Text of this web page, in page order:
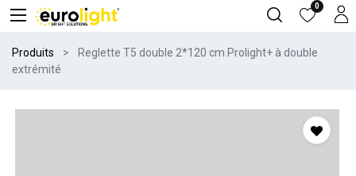
0
Produits
Reglette T5 double 2*120 cm Prolight+ à double
extrémité